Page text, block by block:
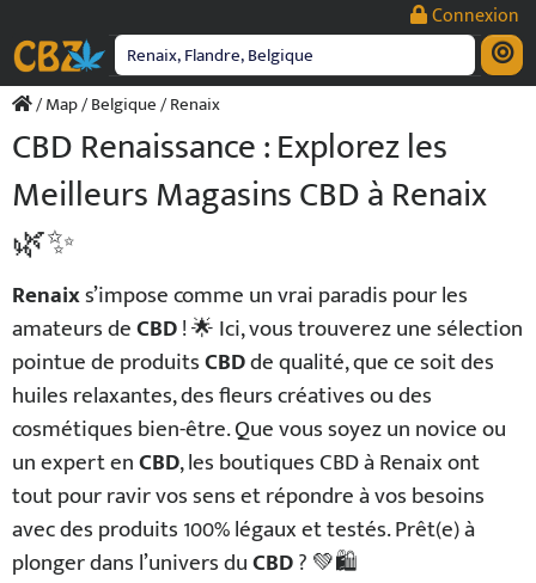
contenu
Connexion
/Map/Belgique/ Renaix
CBD Renaissance : Explorez les
Meilleurs Magasins CBD à Renaix
🌿✨
Renaixs’impose comme un vrai paradis pour les
amateurs deCBD! 🌟 Ici, vous trouverez une sélection
pointue de produitsCBDde qualité, que ce soit des
huiles relaxantes, des fleurs créatives ou des
cosmétiques bien-être. Que vous soyez un novice ou
un expert enCBD, les boutiques CBD à Renaix ont
tout pour ravir vos sens et répondre à vos besoins
avec des produits 100% légaux et testés. Prêt(e) à
plonger dans l’univers duCBD? 💚🛍️